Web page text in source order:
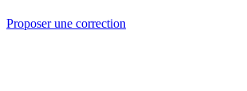
Proposer une correction